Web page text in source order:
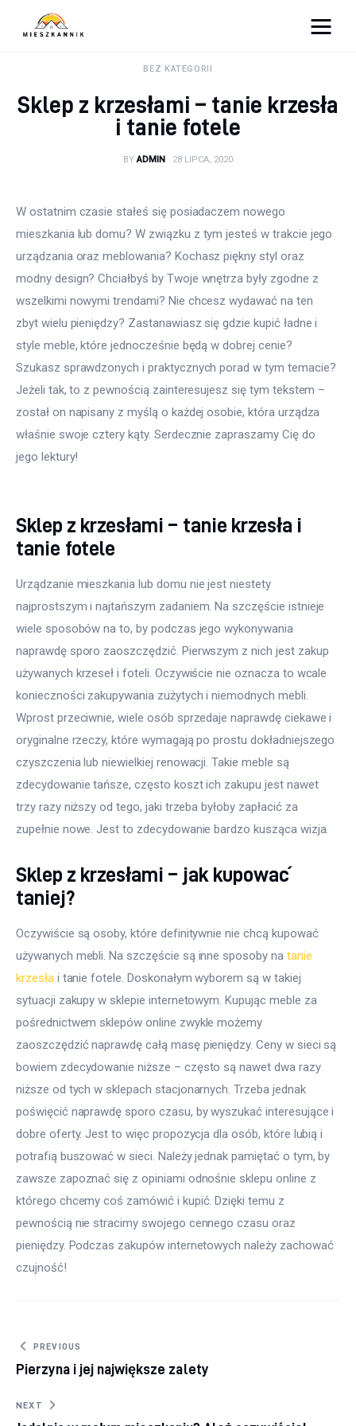
Sypialnia
Salon
Salon
Więcej
BEZ KATEGORII
Sklep z krzesłami – tanie krzesła
i tanie fotele
BY ADMIN 28 LIPCA, 2020
W ostatnim czasie stałeś się posiadaczem nowego
mieszkania lub domu? W związku z tym jesteś w trakcie jego
urządzania oraz meblowania? Kochasz piękny styl oraz
modny design? Chciałbyś by Twoje wnętrza były zgodne z
wszelkimi nowymi trendami? Nie chcesz wydawać na ten
zbyt wielu pieniędzy? Zastanawiasz się gdzie kupić ładne i
style meble, które jednocześnie będą w dobrej cenie?
Szukasz sprawdzonych i praktycznych porad w tym temacie?
Jeżeli tak, to z pewnością zainteresujesz się tym tekstem –
został on napisany z myślą o każdej osobie, która urządza
właśnie swoje cztery kąty. Serdecznie zapraszamy Cię do
jego lektury!
Sklep z krzesłami – tanie krzesła i
tanie fotele
Urządzanie mieszkania lub domu nie jest niestety
najprostszym i najtańszym zadaniem. Na szczęście istnieje
wiele sposobów na to, by podczas jego wykonywania
naprawdę sporo zaoszczędzić. Pierwszym z nich jest zakup
używanych krzeseł i foteli. Oczywiście nie oznacza to wcale
konieczności zakupywania zużytych i niemodnych mebli.
Wprost przeciwnie, wiele osób sprzedaje naprawdę ciekawe i
oryginalne rzeczy, które wymagają po prostu dokładniejszego
czyszczenia lub niewielkiej renowacji. Takie meble są
zdecydowanie tańsze, często koszt ich zakupu jest nawet
trzy razy niższy od tego, jaki trzeba byłoby zapłacić za
zupełnie nowe. Jest to zdecydowanie bardzo kusząca wizja.
Sklep z krzesłami – jak kupować
taniej?
Oczywiście są osoby, które definitywnie nie chcą kupować
używanych mebli. Na szczęście są inne sposoby na tanie
krzesła i tanie fotele. Doskonałym wyborem są w takiej
sytuacji zakupy w sklepie internetowym. Kupując meble za
pośrednictwem sklepów online zwykle możemy
zaoszczędzić naprawdę całą masę pieniędzy. Ceny w sieci są
bowiem zdecydowanie niższe – często są nawet dwa razy
niższe od tych w sklepach stacjonarnych. Trzeba jednak
poświęcić naprawdę sporo czasu, by wyszukać interesujące i
dobre oferty. Jest to więc propozycja dla osób, które lubią i
potrafią buszować w sieci. Należy jednak pamiętać o tym, by
zawsze zapoznać się z opiniami odnośnie sklepu online z
którego chcemy coś zamówić i kupić. Dzięki temu z
pewnością nie stracimy swojego cennego czasu oraz
pieniędzy. Podczas zakupów internetowych należy zachować
czujność!
Nawigacja wpisu
PREVIOUS
Pierzyna i jej największe zalety
NEXT